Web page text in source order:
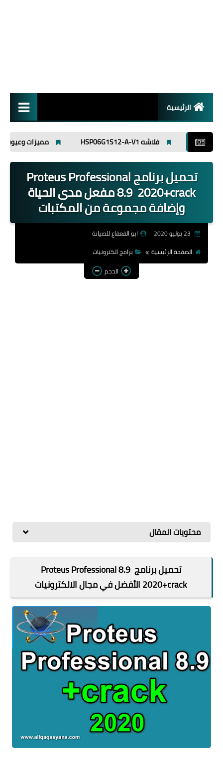
الرئيسية
انظمة تشغيل
برامج
اسلاميات
فلاشه HSP06G1S12-A-V1 مميزات وعيوب افوميتر ut89x
تحميل برنامج Proteus Professional
8.9 2020+crack مفعل مدى الحياة
وإضافة مجموعة من المكتبات
ابو القعقاع للصيانة
الصفحة الرئيسية
برامج الكترونيات
الحجم
محتويات المقال
تحميل برنامج Proteus Professional 8.9
2020+crack الأفضل في مجال الالكترونيات